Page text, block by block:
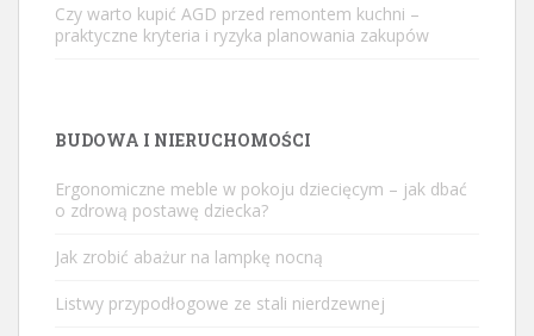
Czy warto kupić AGD przed remontem kuchni –
praktyczne kryteria i ryzyka planowania zakupów
BUDOWA I NIERUCHOMOŚCI
Ergonomiczne meble w pokoju dziecięcym – jak dbać
o zdrową postawę dziecka?
Jak zrobić abażur na lampkę nocną
Listwy przypodłogowe ze stali nierdzewnej